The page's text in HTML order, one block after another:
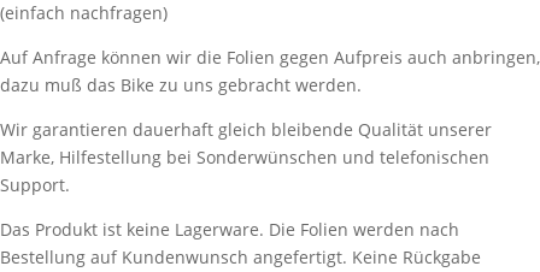
(einfach nachfragen)
Auf Anfrage können wir die Folien gegen Aufpreis auch anbringen,
dazu muß das Bike zu uns gebracht werden.
Wir garantieren dauerhaft gleich bleibende Qualität unserer
Marke, Hilfestellung bei Sonderwünschen und telefonischen
Support.
Das Produkt ist keine Lagerware. Die Folien werden nach
Bestellung auf Kundenwunsch angefertigt. Keine Rückgabe